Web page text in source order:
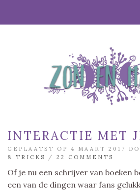
INTERACTIE MET
GEPLAATST OP 4 MAART 2017
& TRICKS
/ 22 COMMENTS
Of je nu een schrijver van boeken
een van de dingen waar fans